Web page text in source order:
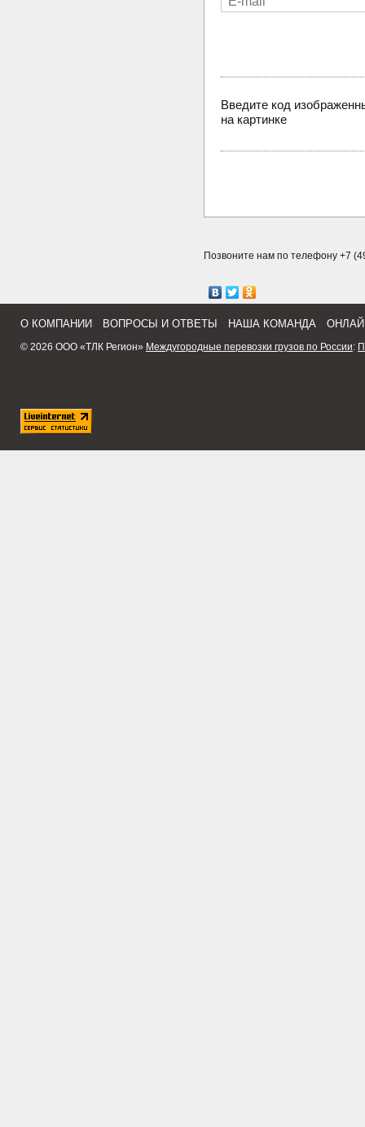
Введите код
на картинке
Позвоните нам по телефону +7
О КОМПАНИИ ВОПРОСЫ И ОТВЕТЫ НАША КОМАНДА
© 2026 ООО «ТЛК Регион» Междугородные перевозки грузов по России: